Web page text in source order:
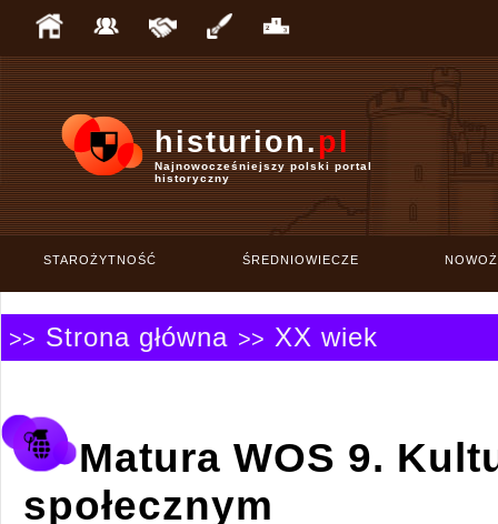
histurion.pl
Najnowocześniejszy polski portal
historyczny
STAROŻYTNOŚĆ ŚREDNIOWIECZE
>> Strona główna >> XX wiek
Matura WOS 9.
społecznym